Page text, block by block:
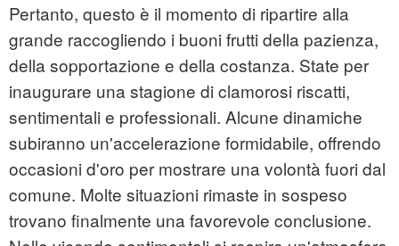
Pertanto, questo è il momento di ripartire alla
grande raccogliendo i buoni frutti della pazienza,
della sopportazione e della costanza. State per
inaugurare una stagione di clamorosi riscatti,
sentimentali e professionali. Alcune dinamiche
subiranno un'accelerazione formidabile, offrendo
occasioni d'oro per mostrare una volontà fuori dal
comune. Molte situazioni rimaste in sospeso
trovano finalmente una favorevole conclusione.